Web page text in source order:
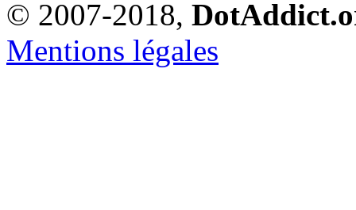
© 2007-2018,
Mentions légales